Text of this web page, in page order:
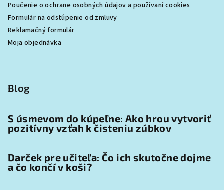
Poučenie o ochrane osobných údajov a používaní cookies
Formulár na odstúpenie od zmluvy
Reklamačný formulár
Moja objednávka
Blog
S úsmevom do kúpeľne: Ako hrou vytvoriť
pozitívny vzťah k čisteniu zúbkov
Darček pre učiteľa: Čo ich skutočne dojme
a čo končí v koši?